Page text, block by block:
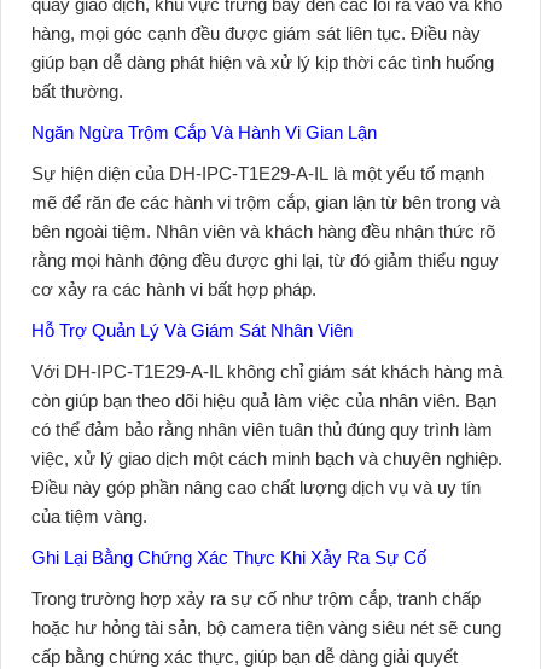
quầy giao dịch, khu vực trưng bày đến các lối ra vào và kho
hàng, mọi góc cạnh đều được giám sát liên tục. Điều này
giúp bạn dễ dàng phát hiện và xử lý kịp thời các tình huống
bất thường.
Ngăn Ngừa Trộm Cắp Và Hành Vi Gian Lận
Sự hiện diện củaDH-IPC-T1E29-A-IL là một yếu tố mạnh
mẽ để răn đe các hành vi trộm cắp, gian lận từ bên trong và
bên ngoài tiệm. Nhân viên và khách hàng đều nhận thức rõ
rằng mọi hành động đều được ghi lại, từ đó giảm thiểu nguy
cơ xảy ra các hành vi bất hợp pháp.
Hỗ Trợ Quản Lý Và Giám Sát Nhân Viên
Với DH-IPC-T1E29-A-IL không chỉ giám sát khách hàng mà
còn giúp bạn theo dõi hiệu quả làm việc của nhân viên. Bạn
có thể đảm bảo rằng nhân viên tuân thủ đúng quy trình làm
việc, xử lý giao dịch một cách minh bạch và chuyên nghiệp.
Điều này góp phần nâng cao chất lượng dịch vụ và uy tín
của tiệm vàng.
Ghi Lại Bằng Chứng Xác Thực Khi Xảy Ra Sự Cố
Trong trường hợp xảy ra sự cố như trộm cắp, tranh chấp
hoặc hư hỏng tài sản, bộ camera tiện vàng siêu nét sẽ cung
cấp bằng chứng xác thực, giúp bạn dễ dàng giải quyết